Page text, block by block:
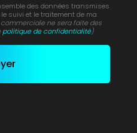
des données transmises
suivi et le traitement de ma
ne sera faite des
politique de confidentialité)